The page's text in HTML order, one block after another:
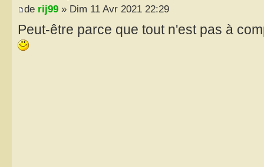
de rij99 » Dim 11 Avr 2021 22:29
Peut-être parce que tout n'est pas à